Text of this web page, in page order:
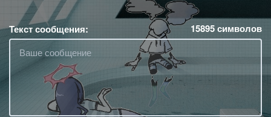
Текст сообщения: 15895символов